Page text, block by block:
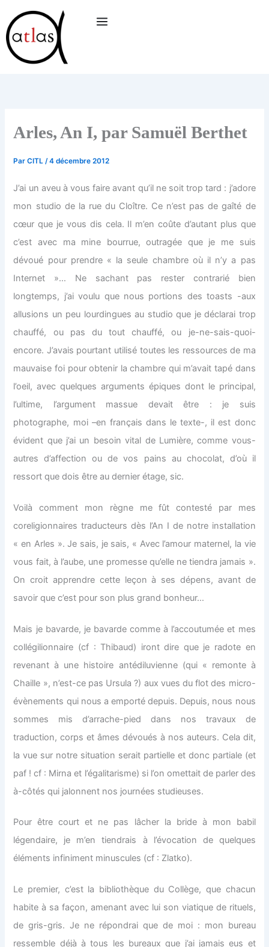
au
contenu
Arles, An I, par Samuël Berthet
ParCITL/4 décembre 2012
J’ai un aveu à vous faire avant qu’il ne soit trop tard : j’adore
mon studio de la rue du Cloître. Ce n’est pas de gaîté de
cœur que je vous dis cela. Il m’en coûte d’autant plus que
c’est avec ma mine bourrue, outragée que je me suis
dévoué pour prendre « la seule chambre où il n’y a pas
Internet »… Ne sachant pas rester contrarié bien
longtemps, j’ai voulu que nous portions des toasts -aux
allusions un peu lourdingues au studio que je déclarai trop
chauffé, ou pas du tout chauffé, ou je-ne-sais-quoi-
encore. J’avais pourtant utilisé toutes les ressources de ma
mauvaise foi pour obtenir la chambre qui m’avait tapé dans
l’oeil, avec quelques arguments épiques dont le principal,
l’ultime, l’argument massue devait être : je suis
photographe, moi –en français dans le texte-, il est donc
évident que j’ai un besoin vital de Lumière, comme vous-
autres d’affection ou de vos pains au chocolat, d’où il
ressort que dois être au dernier étage, sic.
Voilà comment mon règne me fût contesté par mes
coreligionnaires traducteurs dès l’An I de notre installation
« en Arles ». Je sais, je sais, « Avec l’amour maternel, la vie
vous fait, à l’aube, une promesse qu’elle ne tiendra jamais ».
On croit apprendre cette leçon à ses dépens, avant de
savoir que c’est pour son plus grand bonheur…
Mais je bavarde, je bavarde comme à l’accoutumée et mes
collégilionnaire (cf : Thibaud) iront dire que je radote en
revenant à une histoire antédiluvienne (qui « remonte à
Chaille », n’est-ce pas Ursula ?) aux vues du flot des micro-
évènements qui nous a emporté depuis. Depuis, nous nous
sommes mis d’arrache-pied dans nos travaux de
traduction, corps et âmes dévoués à nos auteurs. Cela dit,
la vue sur notre situation serait partielle et donc partiale (et
paf ! cf : Mirna et l’égalitarisme) si l’on omettait de parler des
à-côtés qui jalonnent nos journées studieuses.
Pour être court et ne pas lâcher la bride à mon babil
légendaire, je m’en tiendrais à l’évocation de quelques
éléments infiniment minuscules (cf : Zlatko).
Le premier, c’est la bibliothèque du Collège, que chacun
habite à sa façon, amenant avec lui son viatique de rituels,
de gris-gris. Je ne répondrai que de moi : mon bureau
ressemble déjà à tous les bureaux que j’ai jamais eus et